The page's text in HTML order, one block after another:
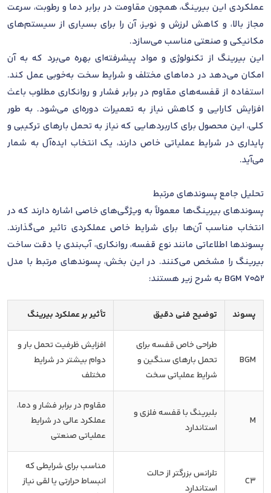
عملکردی این بیرینگ، همچون مقاومت در برابر دما و رطوبت، سرعت
مجاز بالا، و کاهش لرزش و نویز، آن را برای بسیاری از سیستم‌های
مکانیکی و صنعتی مناسب می‌سازد.
این بیرینگ از تکنولوژی و مواد پیشرفته‌ای بهره می‌برد که به آن
امکان می‌دهد در دماهای مختلف و شرایط سخت به‌خوبی عمل کند.
استفاده از قفسه‌های مقاوم در برابر فشار و روانکاری مطلوب باعث
افزایش کارایی و کاهش نیاز به تعمیرات دوره‌ای می‌شود. به طور
کلی، این محصول برای کاربردهایی که نیاز به تحمل بارهای ترکیبی و
پایداری در شرایط عملیاتی خاص دارند، یک انتخاب ایده‌آل به شمار
می‌آید.
تحلیل جامع پسوندهای مرتبط
پسوندهای بیرینگ‌ها معمولاً به ویژگی‌های خاصی اشاره دارند که در
انتخاب مناسب آن‌ها برای شرایط خاص عملکردی تاثیر می‌گذارند.
پسوندها اطلاعاتی مانند نوع قفسه، روانکاری، آب‌بندی یا دقت ساخت
بیرینگ را مشخص می‌کنند. در این بخش، پسوندهای مرتبط با مدل
7052 BGM به شرح زیر هستند:
پسوند توضیح فنی دقیق تأثیر بر عملکرد بیرینگ
BGM
طراحی خاص قفسه برای
تحمل بارهای سنگین و
شرایط عملیاتی سخت
افزایش ظرفیت تحمل بار و
دوام بیشتر در شرایط
مختلف
M
بلبرینگ با قفسه فلزی و
استاندارد
مقاوم در برابر فشار و دما،
عملکرد عالی در شرایط
عملیاتی صنعتی
C3
تلرانس بزرگتر از حالت
استاندارد
مناسب برای شرایطی که
انبساط حرارتی یا لقی نیاز